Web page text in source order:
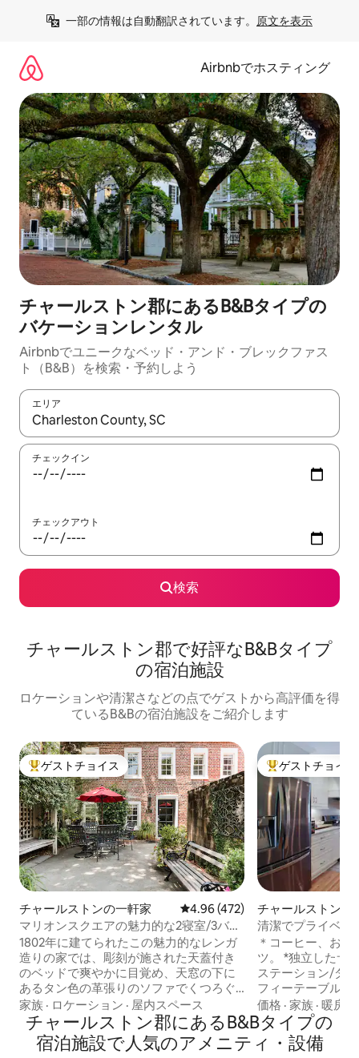
一部の情報は自動翻訳されています。 原文を表示
Airbnbでホスティング
チャールストン郡にあるB&Bタイプの
バケーションレンタル
Airbnbでユニークなベッド・アンド・ブレックファス
ト（B&B）を検索・予約しよう
エリア
検索結果が表示されたら、上下の矢印キーを使って移動するか
チェックイン
チェックアウト
検索
チャールストン郡で好評なB&Bタイプ
の宿泊施設
ロケーションや清潔さなどの点でゲストから高評価を得
ているB&Bの宿泊施設をご紹介します
大好評のゲストチョイスです。
ゲストチョイス
チャールストンの一軒家 レビュー472件、5つ星中4.96つ
4.96 (472)
マリオンスクエアの魅力的な2寝室/3バス
ルームのコテージ
1802年に建てられたこの魅力的なレンガ
造りの家では、彫刻が施された天蓋付き
のベッドで爽やかに目覚め、天窓の下に
あるタン色の革張りのソファでくつろぐ
ことができます。 朝はゆったりと朝食
を、午後は照明の灯りが美しい中庭でカ
クテルを楽しみましょう。
#BL005522012017 お子様連れにはおすす
家族 · ロケーション · 屋内スペース
大好評のゲスト
ゲストチョイス
チャールストンの
清潔でプライベー
ッドと専用バスル
＊コーヒー、お
ツ。 *独立したサ
ステーション/ダ
フィーテーブル）
Wi-Fi ＊無料の車
水が入っています
けテレビ ＊簡単
チャイルドゲート
価格 ·家族 ·暖房
チャールストン郡にあるB&Bタイプの
宿泊施設で人気のアメニティ・設備